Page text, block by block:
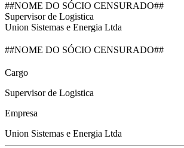
##NOME DO SÓCIO CENSURADO##
Supervisor de Logistica
Union Sistemas e Energia Ltda
##NOME DO SÓCIO CENSURADO##
Cargo
Supervisor de Logistica
Empresa
Union Sistemas e Energia Ltda